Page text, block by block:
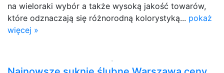
na wieloraki wybór a także wysoką jakość towarów,
które odznaczają się różnorodną kolorystyką... pokaż
więcej »